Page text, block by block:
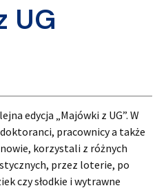
UG
edycja „Majówki z UG”. W
pracownicy a także
korzystali z różnych
przez loterie, po
czy słodkie i wytrawne